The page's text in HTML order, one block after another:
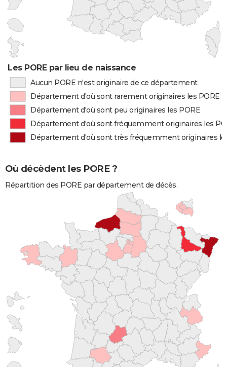
Les PORE par lieu de naissance
Aucun PORE n'est originaire de ce département
Département d'où sont rarement originaires les PORE
Département d'où sont peu originaires les PORE
Département d'où sont fréquemment originaires les
Département d'où sont très fréquemment originaires
Où décèdent les PORE ?
Répartition des PORE par département de décès.